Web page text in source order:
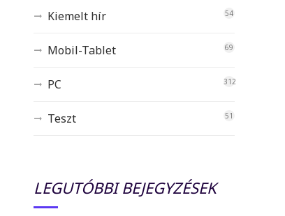
Kiemelt hír 54
Mobil-Tablet 69
PC 312
Teszt 51
LEGUTÓBBI BEJEGYZÉSEK